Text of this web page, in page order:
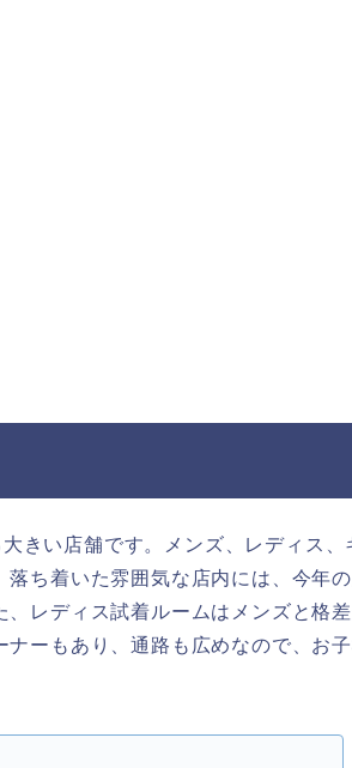
きい店舗です。メンズ、レディス、
ち着いた雰囲気な店内には、今年
レディス試着ルームはメンズと格
ーもあり、通路も広めなので、お